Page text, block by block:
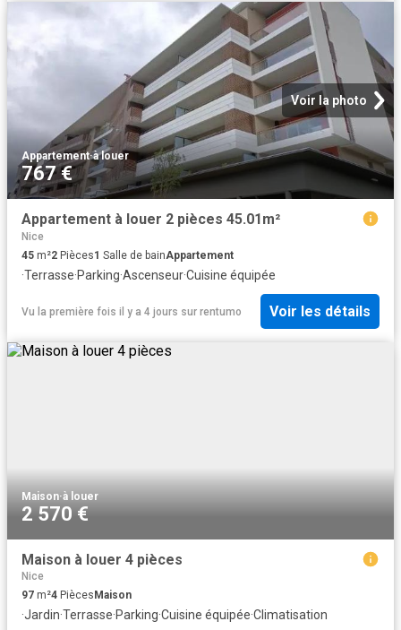
Voir la photo
Appartement·à louer
767 €
Appartement à louer 2 pièces 45.01m²
Nice
45 m²2 Pièces1 Salle de bainAppartement
·Terrasse·Parking·Ascenseur·Cuisine équipée
Vu la première fois il y a 4 jours sur rentumo Voir les détails
Maison·à louer
2 570 €
Maison à louer 4 pièces
Nice
97 m²4 Pièces Maison
·Jardin·Terrasse·Parking·Cuisine équipée·Climatisation